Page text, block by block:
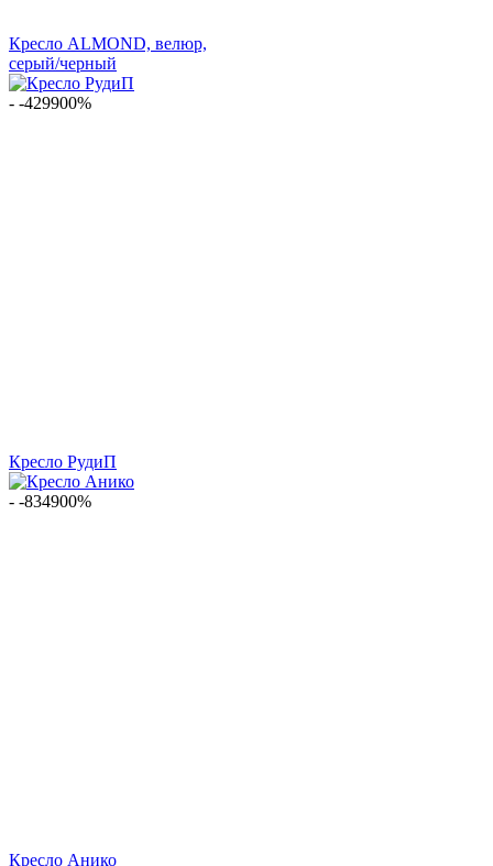
Кресло ALMOND, велюр,
серый/черный
- -429900%
Кресло РудиП
- -834900%
Кресло Анико